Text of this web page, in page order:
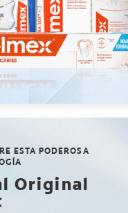
ESTA PODEROSA
Original